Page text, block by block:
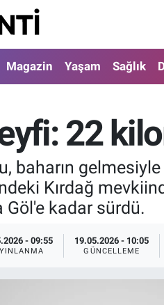
Magazin Yaşam Sağlık
22
baharın
Kırdağ
Göl'e kadar sürdü.
- 09:55 19.05.2026 - 10:05
GÜNCELLEME